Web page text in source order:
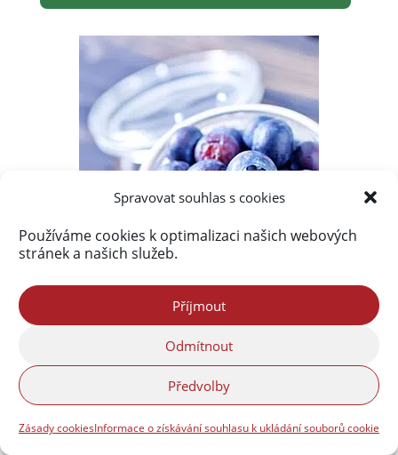
Spravovat souhlas s cookies
Používáme cookies k optimalizaci našich webových
stránek a našich služeb.
Příjmout
Odmítnout
Předvolby
Zásady cookiesInformace o získávání souhlasu k ukládání souborů cookie